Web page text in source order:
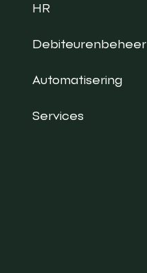
HR
Debiteurenbeheer
Automatisering
Services